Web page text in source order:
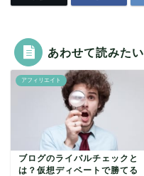
あわせて読みたい
アフィリエイト
ブログのライバルチェックと
は？仮想ディベートで勝てる